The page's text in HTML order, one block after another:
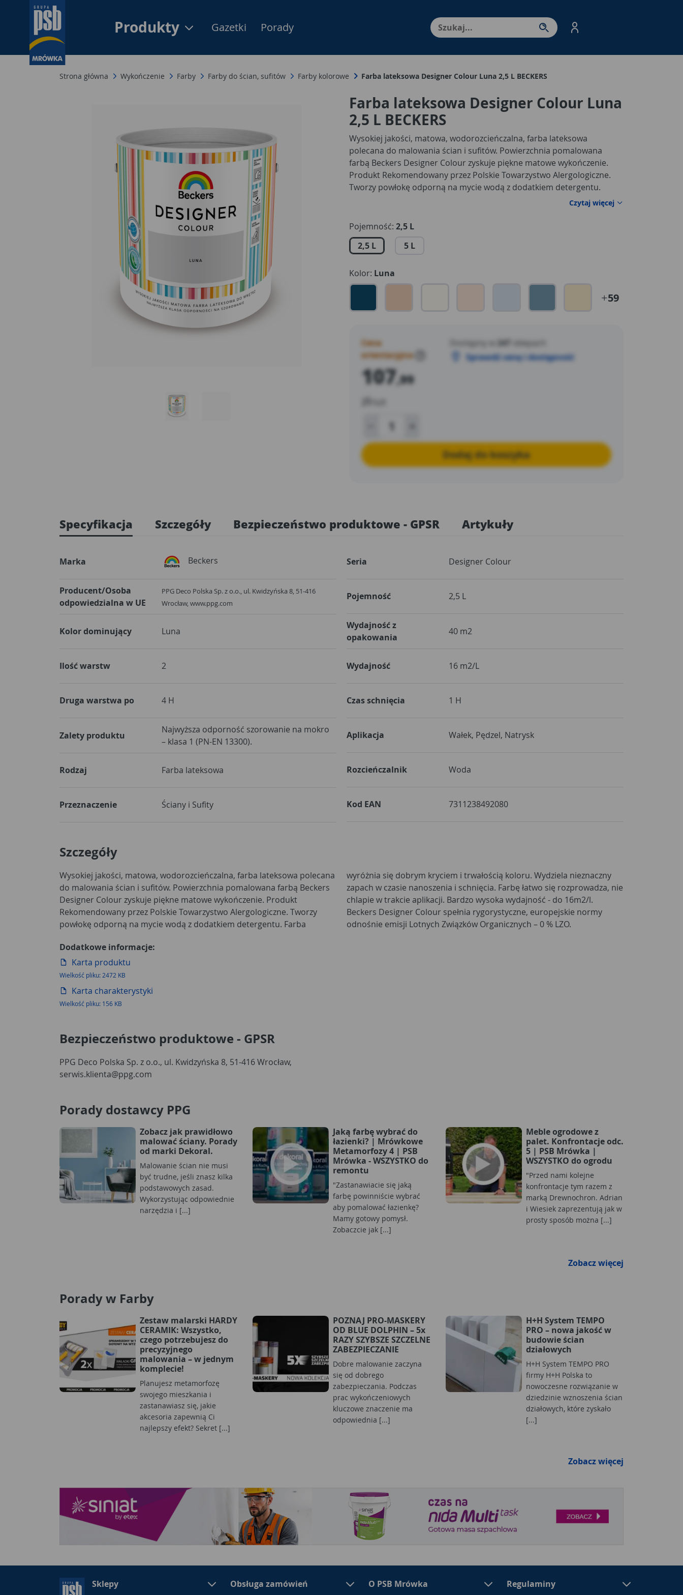
Produkty Menu Produktów, nawigacja: Enter - przejdź do strony produktów. Spacja – otwórz/
Gazetki Porady
Strona główna Wykończenie Farby Farby do ścian, sufitów Farby kolorowe Farba lateksowa Designer Colour Luna 2,5 L BECKERS
Farba lateksowa Designer Colour Luna
2,5 L BECKERS
Wysokiej jakości, matowa, wodorozcieńczalna, farba lateksowa
polecana do malowania ścian i sufitów. Powierzchnia pomalowana
farbą Beckers Designer Colour zyskuje piękne matowe wykończenie.
Produkt Rekomendowany przez Polskie Towarzystwo Alergologiczne.
Tworzy powłokę odporną na mycie wodą z dodatkiem detergentu.
Farba wyróżnia się dobrym kryciem i trwałością koloru. Wydziela
rozprowadza, nie chlapie w trakcie aplikacji. Bardzo wysoka wydajność -
do 16m2/l. Beckers Designer Colour spełnia rygorystyczne, europejskie
normy odnośnie emisji Lotnych Związków Organicznych – 0 % LZO.
Czytaj więcej
Pojemność: 2,5 L
2,5 L
5 L
Kolor: Luna
59
Cena
orientacyjna
107,99
zł /szt
Dostępny w 247
sklepach
Sprawdź cenę i dostępność
Dodaj do koszyka
Specyfikacja Szczegóły Bezpieczeństwo produktowe - GPSR Artykuły
Marka Beckers
Producent/Osoba
odpowiedzialna w UE
PPG Deco Polska Sp. z o.o., ul. Kwidzyńska 8, 51-416
Wrocław, www.ppg.com
Kolor dominujący Luna
Ilość warstw 2
Druga warstwa po 4 H
Zalety produktu
Najwyższa odporność szorowanie na mokro
– klasa 1 (PN-EN 13300).
Rodzaj Farba lateksowa
Przeznaczenie Ściany i Sufity
Seria Designer Colour
Pojemność 2,5 L
Wydajność z
opakowania
40 m2
Wydajność 16 m2/L
Czas schnięcia 1 H
Aplikacja Wałek, Pędzel, Natrysk
Rozcieńczalnik Woda
Kod EAN 7311238492080
Szczegóły
Wysokiej jakości, matowa, wodorozcieńczalna, farba lateksowa polecana
do malowania ścian i sufitów. Powierzchnia pomalowana farbą Beckers
Designer Colour zyskuje piękne matowe wykończenie. Produkt
Rekomendowany przez Polskie Towarzystwo Alergologiczne. Tworzy
powłokę odporną na mycie wodą z dodatkiem detergentu. Farba
wyróżnia się dobrym kryciem i trwałością koloru. Wydziela nieznaczny
zapach w czasie nanoszenia i schnięcia. Farbę łatwo się rozprowadza, nie
chlapie w trakcie aplikacji. Bardzo wysoka wydajność - do 16m2/l.
Beckers Designer Colour spełnia rygorystyczne, europejskie normy
odnośnie emisji Lotnych Związków Organicznych – 0 % LZO.
Dodatkowe informacje:
Karta produktu
Wielkość pliku: 2472 KB
Karta charakterystyki
Wielkość pliku: 156 KB
Bezpieczeństwo produktowe - GPSR
PPG Deco Polska Sp. z o.o., ul. Kwidzyńska 8, 51-416 Wrocław,
serwis.klienta@ppg.com
Porady dostawcy PPG
Zobacz jak prawidłowo
malować ściany. Porady
od marki Dekoral.
Malowanie ścian nie musi
być trudne, jeśli znasz kilka
podstawowych zasad.
Wykorzystując odpowiednie
narzędzia i [...]
Jaką farbę wybrać do
łazienki? | Mrówkowe
Metamorfozy 4 | PSB
Mrówka - WSZYSTKO do
remontu
"Zastanawiacie się jaką
farbę powinniście wybrać
aby pomalować łazienkę?
Mamy gotowy pomysł.
Zobaczcie jak [...]
Meble ogrodowe z
palet. Konfrontacje odc.
5 | PSB Mrówka |
WSZYSTKO do ogrodu
"Przed nami kolejne
konfrontacje tym razem z
marką Drewnochron. Adrian
i Wiesiek zaprezentują jak w
prosty sposób można [...]
Zobacz więcej
Porady w Farby
Zestaw malarski HARDY
CERAMIK: Wszystko,
czego potrzebujesz do
precyzyjnego
malowania – w jednym
komplecie!
Planujesz metamorfozę
swojego mieszkania i
zastanawiasz się, jakie
akcesoria zapewnią Ci
najlepszy efekt? Sekret [...]
POZNAJ PRO-MASKERY
OD BLUE DOLPHIN – 5x
RAZY SZYBSZE SZCZELNE
ZABEZPIECZANIE
Dobre malowanie zaczyna
się od dobrego
zabezpieczania. Podczas
prac wykończeniowych
kluczowe znaczenie ma
odpowiednia [...]
H+H System TEMPO
PRO – nowa jakość w
budowie ścian
działowych
H+H System TEMPO PRO
firmy H+H Polska to
nowoczesne rozwiązanie w
dziedzinie wznoszenia ścian
działowych, które zyskało
[...]
Zobacz więcej
Sklepy Obsługa zamówień O PSB Mrówka Regulaminy